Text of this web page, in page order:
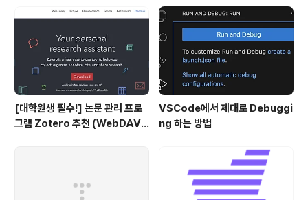
들은 'don't care'합니다. 결과적으로 target의 output
은 (3, 3, 8) 차원을 갖게 ..
[대학원생 필수!] 논문 관리 프로
그램 Zotero 추천 (WebDAV
VSCode에서 제대로 Debuggi
ng 하는 방법